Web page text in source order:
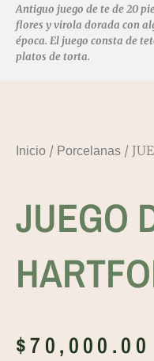
Antiguo juego de te de 20
flores y virola dorada con
época. El juego consta de
platos de torta.
Inicio / Porcelanas /
JUEGO
$70,000.00